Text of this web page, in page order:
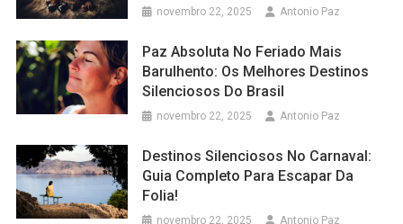
novembro 22, 2025 Antonio Paz
Paz Absoluta No Feriado Mais
Barulhento: Os Melhores Destinos
Silenciosos Do Brasil
novembro 22, 2025 Antonio Paz
Destinos Silenciosos No Carnaval:
Guia Completo Para Escapar Da
Folia!
novembro 22, 2025 Antonio Paz